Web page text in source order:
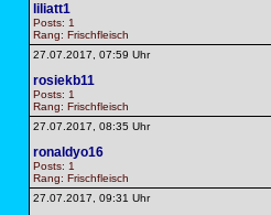
liliatt1
Posts: 1
Rang: Frischfleisch
27.07.2017, 07:59 Uhr
rosiekb11
Posts: 1
Rang: Frischfleisch
27.07.2017, 08:35 Uhr
ronaldyo16
Posts: 1
Rang: Frischfleisch
27.07.2017, 09:31 Uhr